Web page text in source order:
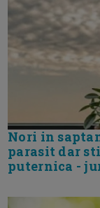
Nori in
parasit dar
puternica -